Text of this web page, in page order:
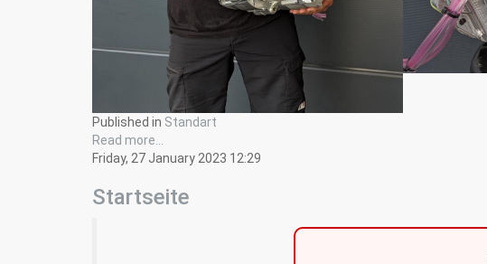
Published in Standart
Read more...
Friday, 27 January 2023 12:29
Startseite